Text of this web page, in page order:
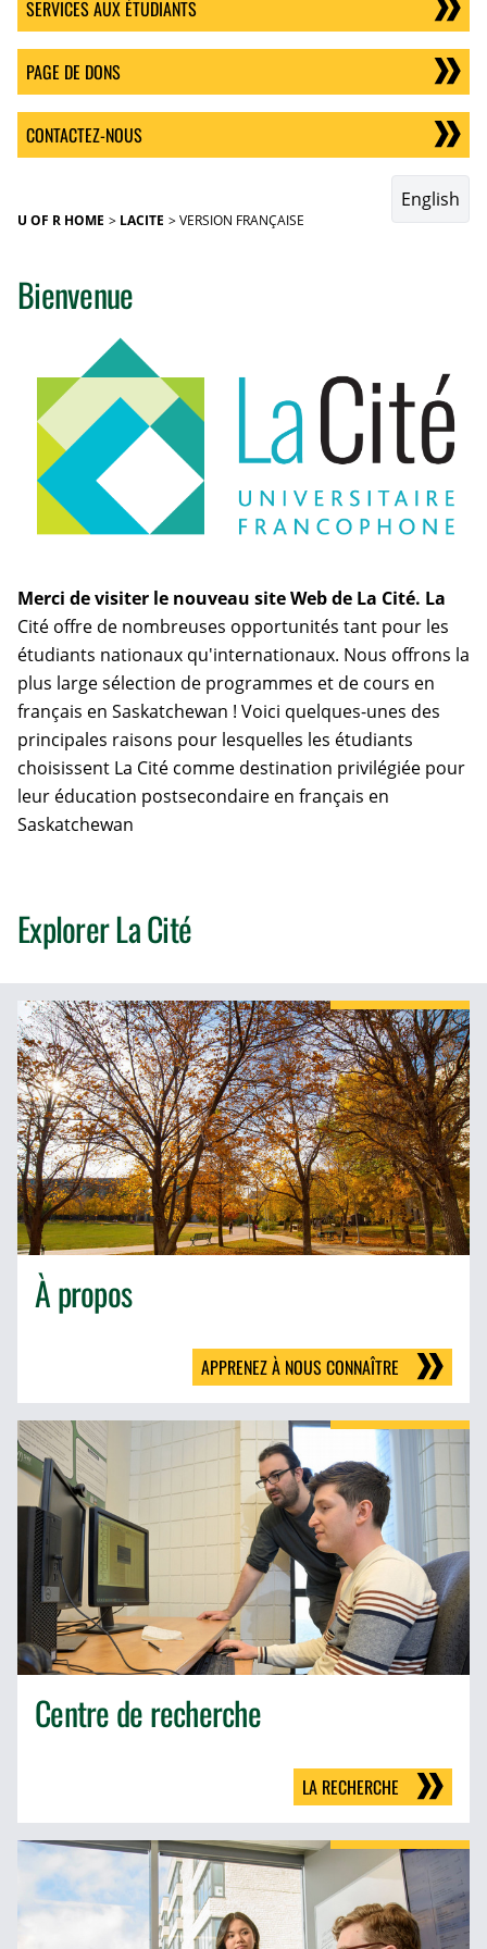
SERVICES AUX ÉTUDIANTS
PAGE DE DONS
CONTACTEZ-NOUS
English
U OF R HOME LACITE VERSION FRANÇAISE
Bienvenue
Merci de visiter le nouveau site Web de La Cité. La
Cité offre de nombreuses opportunités tant pour les
étudiants nationaux qu'internationaux. Nous offrons la
plus large sélection de programmes et de cours en
français en Saskatchewan ! Voici quelques-unes des
principales raisons pour lesquelles les étudiants
choisissent La Cité comme destination privilégiée pour
leur éducation postsecondaire en français en
Saskatchewan
Explorer La Cité
À propos
APPRENEZ À NOUS CONNAÎTRE
Centre de recherche
LA RECHERCHE